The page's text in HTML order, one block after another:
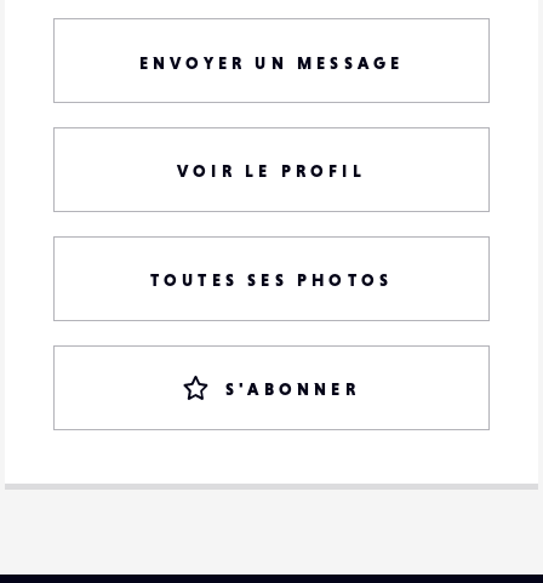
ENVOYER UN MESSAGE
VOIR LE PROFIL
TOUTES SES PHOTOS
S'ABONNER